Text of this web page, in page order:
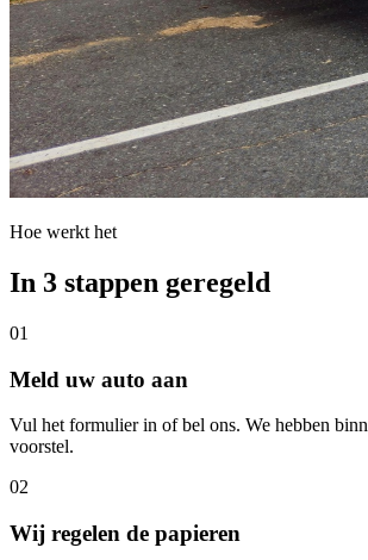
Hoe werkt het
In 3 stappen geregeld
01
Meld uw auto aan
Vul het formulier in of bel ons. We hebben
voorstel.
02
Wij regelen de papieren